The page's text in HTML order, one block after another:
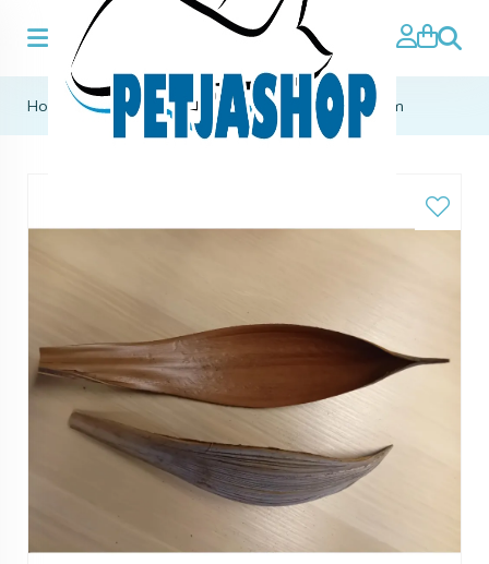
Zoeken
Home >aqua natuurlijke producten Coco medium